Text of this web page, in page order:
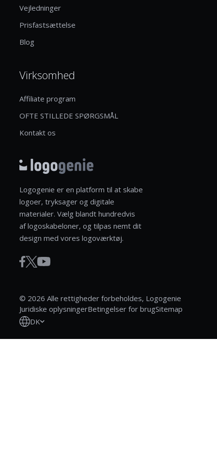
Vejledninger
Prisfastsættelse
Blog
Virksomhed
Affiliate program
OFTE STILLEDE SPØRGSMÅL
Kontakt os
Logogenie er en platform til at skabe
logoer, tryksager og digitale
materialer. Vælg blandt hundredvis
af logoskabeloner, og tilpas nemt dit
design med vores logoværktøj.
© 2026 Alle rettigheder forbeholdes, Logogenie
Juridiske oplysningerBetingelser for brugSitemap
DK